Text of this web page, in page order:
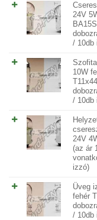
24V
/ 10db
10W
/ 10db
24V
(az ár
izzó)
Üveg
fehér
/ 10db